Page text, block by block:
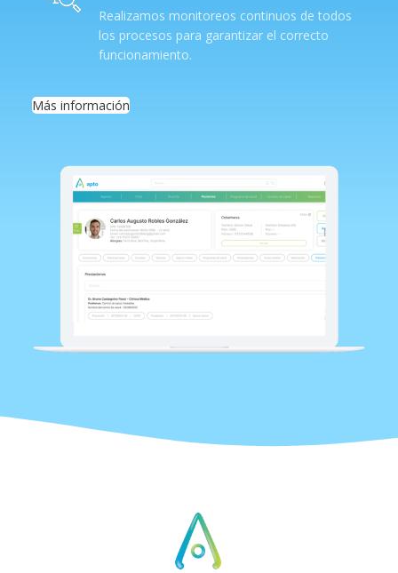
Realizamos monitoreos continuos de todos
los procesos para garantizar el correcto
funcionamiento.
Más información